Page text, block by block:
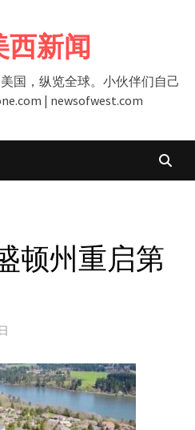
西新闻
国，纵览全球。小伙伴们自己
| newsofwest.com
顿州重启第